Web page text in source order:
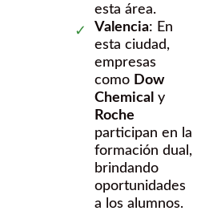
esta área.
Valencia: En
esta ciudad,
empresas
como Dow
Chemical y
Roche
participan en la
formación dual,
brindando
oportunidades
a los alumnos.